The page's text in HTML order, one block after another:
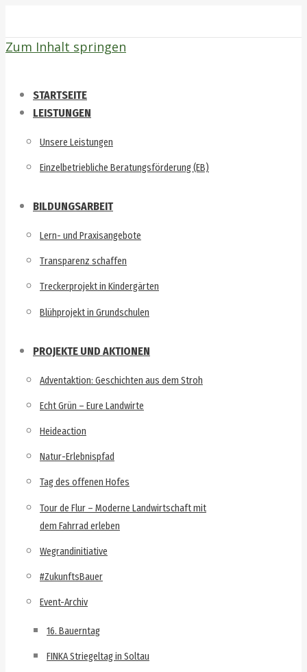
Zum Inhalt springen
STARTSEITE
LEISTUNGEN
Unsere Leistungen
Einzelbetriebliche Beratungsförderung (EB)
BILDUNGSARBEIT
Lern- und Praxisangebote
Transparenz schaffen
Treckerprojekt in Kindergärten
Blühprojekt in Grundschulen
PROJEKTE UND AKTIONEN
Adventaktion: Geschichten aus dem Stroh
Echt Grün – Eure Landwirte
Heideaction
Natur-Erlebnispfad
Tag des offenen Hofes
Tour de Flur – Moderne Landwirtschaft mit
dem Fahrrad erleben
Wegrandinitiative
#ZukunftsBauer
Event-Archiv
16. Bauerntag
FINKA Striegeltag in Soltau